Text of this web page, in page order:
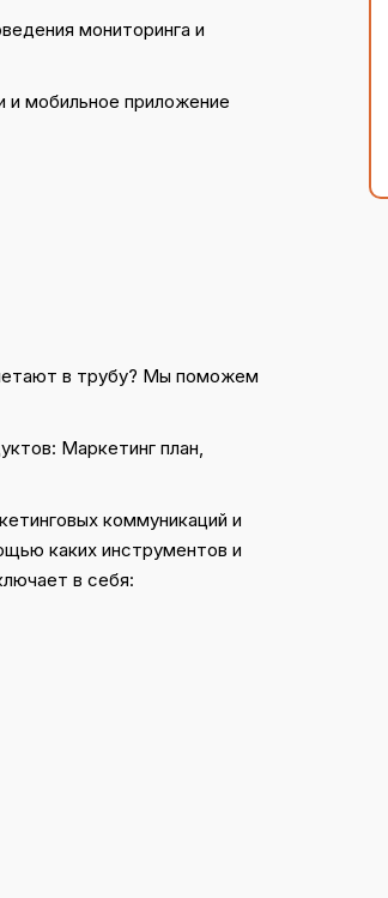
мониторинга и
и мобильное приложение
в трубу? Мы поможем
Маркетинг план,
коммуникаций и
каких инструментов и
в себя: